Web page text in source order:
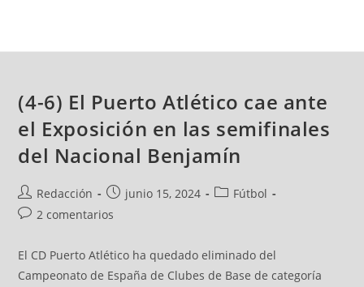
(4-6) El Puerto Atlético cae ante
el Exposición en las semifinales
del Nacional Benjamín
Redacción junio 15, 2024
Fútbol
2 comentarios
El CD Puerto Atlético ha quedado eliminado del
Campeonato de España de Clubes de Base de categoría